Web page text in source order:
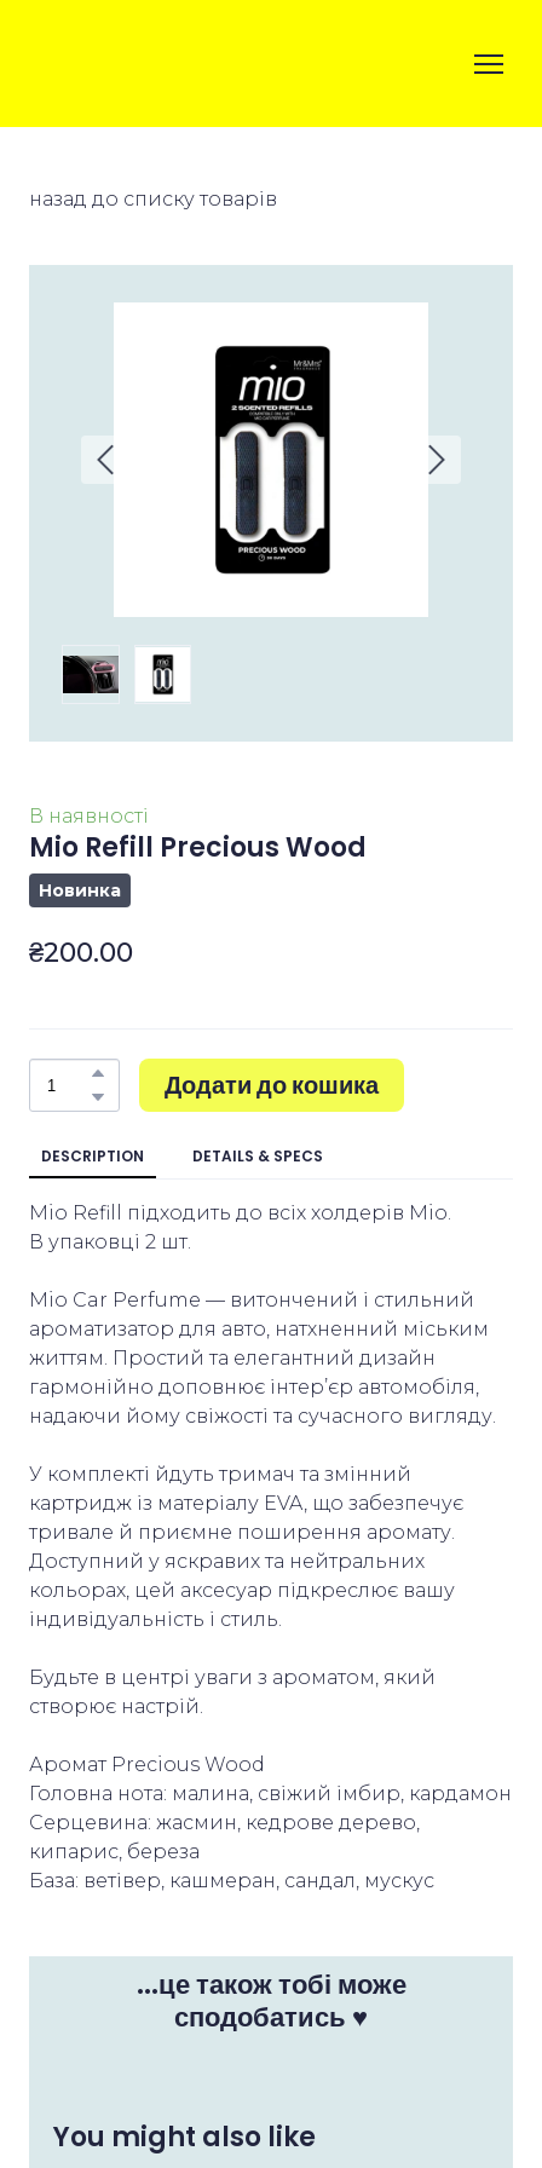
назад до списку товарів
В наявності
Mio Refill Precious Wood
Новинка
₴200.00
Додати до кошика
DESCRIPTION DETAILS & SPECS
Mio Refill підходить до всіх холдерів Mio.
В упаковці 2 шт.
Mio Car Perfume — витончений і стильний
ароматизатор для авто, натхненний міським
життям. Простий та елегантний дизайн
гармонійно доповнює інтер’єр автомобіля,
надаючи йому свіжості та сучасного вигляду.
У комплекті йдуть тримач та змінний
картридж із матеріалу EVA, що забезпечує
тривале й приємне поширення аромату.
Доступний у яскравих та нейтральних
кольорах, цей аксесуар підкреслює вашу
індивідуальність і стиль.
Будьте в центрі уваги з ароматом, який
створює настрій.
Аромат Precious Wood
Головна нота: малина, свіжий імбир, кардамон
Серцевина: жасмин, кедрове дерево,
кипарис, береза
База: ветівер, кашмеран, сандал, мускус
...це також тобі може
сподобатись ♥
You might also like